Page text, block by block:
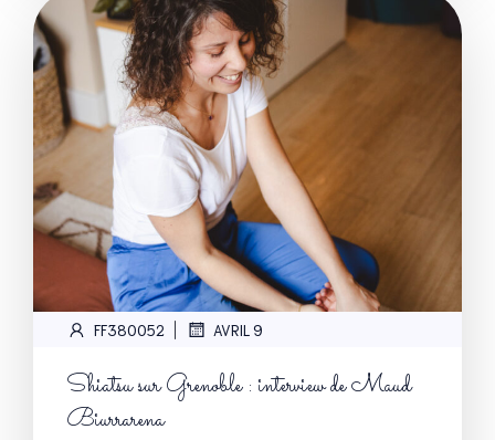
FF380052 | AVRIL 9
Shiatsu sur Grenoble : interview de Maud
Biurrarena